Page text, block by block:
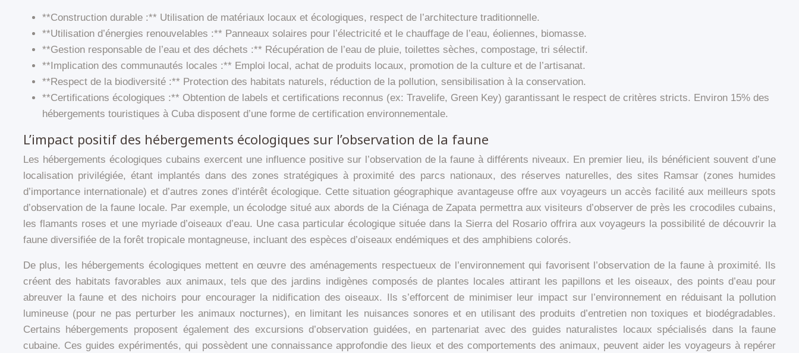
**Construction durable :** Utilisation de matériaux locaux et écologiques, respect de l’architecture traditionnelle.
**Utilisation d’énergies renouvelables :** Panneaux solaires pour l’électricité et le chauffage de l’eau, éoliennes, biomasse.
**Gestion responsable de l’eau et des déchets :** Récupération de l’eau de pluie, toilettes sèches, compostage, tri sélectif.
**Implication des communautés locales :** Emploi local, achat de produits locaux, promotion de la culture et de l’artisanat.
**Respect de la biodiversité :** Protection des habitats naturels, réduction de la pollution, sensibilisation à la conservation.
**Certifications écologiques :** Obtention de labels et certifications reconnus (ex: Travelife, Green Key) garantissant le respect de critères stricts. Environ 15% des
hébergements touristiques à Cuba disposent d’une forme de certification environnementale.
L’impact positif des hébergements écologiques sur l’observation de la faune
Les hébergements écologiques cubains exercent une influence positive sur l’observation de la faune à différents niveaux. En premier lieu, ils bénéficient souvent d’une
localisation privilégiée, étant implantés dans des zones stratégiques à proximité des parcs nationaux, des réserves naturelles, des sites Ramsar (zones humides
d’importance internationale) et d’autres zones d’intérêt écologique. Cette situation géographique avantageuse offre aux voyageurs un accès facilité aux meilleurs spots
d’observation de la faune locale. Par exemple, un écolodge situé aux abords de la Ciénaga de Zapata permettra aux visiteurs d’observer de près les crocodiles cubains,
les flamants roses et une myriade d’oiseaux d’eau. Une casa particular écologique située dans la Sierra del Rosario offrira aux voyageurs la possibilité de découvrir la
faune diversifiée de la forêt tropicale montagneuse, incluant des espèces d’oiseaux endémiques et des amphibiens colorés.
De plus, les hébergements écologiques mettent en œuvre des aménagements respectueux de l’environnement qui favorisent l’observation de la faune à proximité. Ils
créent des habitats favorables aux animaux, tels que des jardins indigènes composés de plantes locales attirant les papillons et les oiseaux, des points d’eau pour
abreuver la faune et des nichoirs pour encourager la nidification des oiseaux. Ils s’efforcent de minimiser leur impact sur l’environnement en réduisant la pollution
lumineuse (pour ne pas perturber les animaux nocturnes), en limitant les nuisances sonores et en utilisant des produits d’entretien non toxiques et biodégradables.
Certains hébergements proposent également des excursions d’observation guidées, en partenariat avec des guides naturalistes locaux spécialisés dans la faune
cubaine. Ces guides expérimentés, qui possèdent une connaissance approfondie des lieux et des comportements des animaux, peuvent aider les voyageurs à repérer